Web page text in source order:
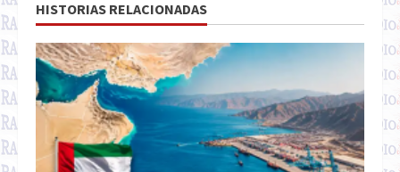
HISTORIAS RELACIONADAS